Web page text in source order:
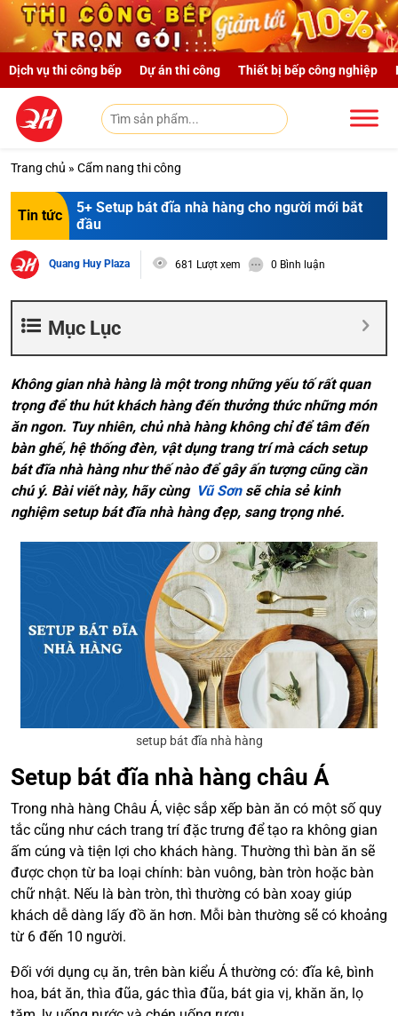
Skip to main content
Dịch vụ thi công bếp Dự án thi công Thiết bị bếp công nghiệp
Trang chủ » Cẩm nang thi công
Tin tức
5+ Setup bát đĩa nhà hàng cho người mới bắt
đầu
Quang Huy Plaza 681 Lượt xem 0 Bình luận
Mục Lục
Không gian nhà hàng là một trong những yếu tố rất quan
trọng để thu hút khách hàng đến thưởng thức những món
ăn ngon. Tuy nhiên, chủ nhà hàng không chỉ để tâm đến
bàn ghế, hệ thống đèn, vật dụng trang trí mà cách setup
bát đĩa nhà hàng như thế nào để gây ấn tượng cũng cần
chú ý. Bài viết này, hãy cùng Vũ Sơnsẽ chia sẻ kinh
nghiệm setup bát đĩa nhà hàng đẹp, sang trọng nhé.
setup bát đĩa nhà hàng
Setup bát đĩa nhà hàng châu Á
Trong nhà hàng Châu Á, việc sắp xếp bàn ăn có một số quy
tắc cũng như cách trang trí đặc trưng để tạo ra không gian
ấm cúng và tiện lợi cho khách hàng. Thường thì bàn ăn sẽ
được chọn từ ba loại chính: bàn vuông, bàn tròn hoặc bàn
chữ nhật. Nếu là bàn tròn, thì thường có bàn xoay giúp
khách dễ dàng lấy đồ ăn hơn. Mỗi bàn thường sẽ có khoảng
từ 6 đến 10 người.
Đối với dụng cụ ăn, trên bàn kiểu Á thường có: đĩa kê, bình
hoa, bát ăn, thìa đũa, gác thìa đũa, bát gia vị, khăn ăn, lọ